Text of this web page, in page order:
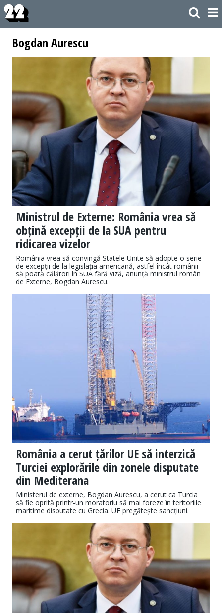
Bogdan Aurescu
Ministrul de Externe: România vrea să
obțină excepții de la SUA pentru
ridicarea vizelor
România vrea să convingă Statele Unite să adopte o serie
de excepții de la legislația americană, astfel încât românii
să poată călători în SUA fără viză, anunță ministrul român
de Externe, Bogdan Aurescu.
România a cerut țărilor UE să interzică
Turciei explorările din zonele disputate
din Mediterana
Ministerul de externe, Bogdan Aurescu, a cerut ca Turcia
să fie oprită printr-un moratoriu să mai foreze în teritoriile
maritime disputate cu Grecia. UE pregătește sancțiuni.